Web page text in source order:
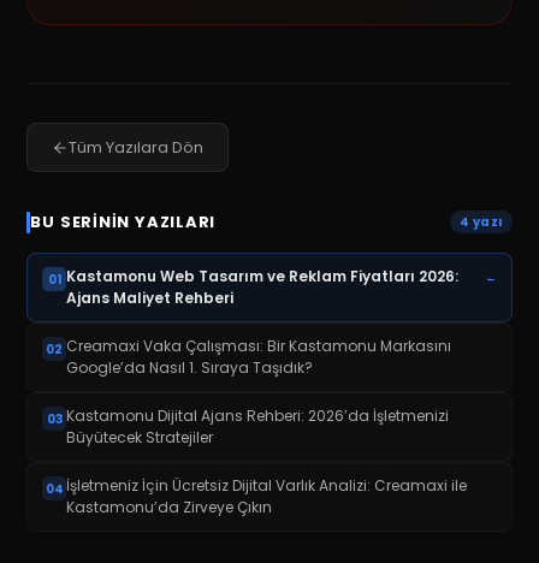
Tüm Yazılara Dön
BU SERININ YAZILARI 4 yazı
01 Kastamonu Web Tasarım ve Reklam Fiyatları 2026:
Ajans Maliyet Rehberi
←
02 Creamaxi Vaka Çalışması: Bir Kastamonu Markasını
Google’da Nasıl 1. Sıraya Taşıdık?
03 Kastamonu Dijital Ajans Rehberi: 2026’da İşletmenizi
Büyütecek Stratejiler
04 İşletmeniz İçin Ücretsiz Dijital Varlık Analizi: Creamaxi ile
Kastamonu’da Zirveye Çıkın